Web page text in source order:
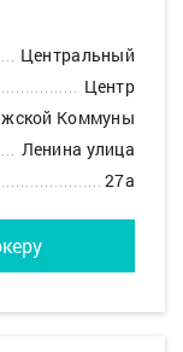
Центральный
Центр
Коммуны
Ленина улица
27а